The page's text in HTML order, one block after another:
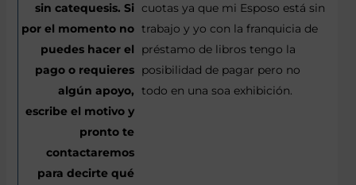
cuotas ya que mi Esposo está sin
trabajo y yo con la franquicia de
préstamo de libros tengo la
posibilidad de pagar pero no
todo en una soa exhibición.